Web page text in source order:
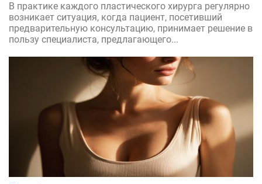
В практике каждого пластического хирурга регулярно
возникает ситуация, когда пациент, посетивший
предварительную консультацию, принимает решение в
пользу специалиста, предлагающего...